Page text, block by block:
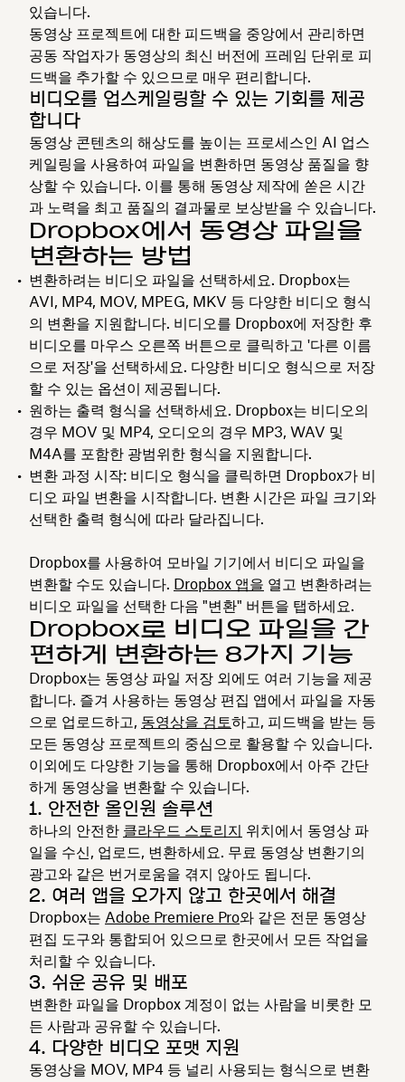
있습니다.
동영상 프로젝트에 대한 피드백을 중앙에서 관리하면
공동 작업자가 동영상의 최신 버전에 프레임 단위로 피
드백을 추가할 수 있으므로 매우 편리합니다.
비디오를 업스케일링할 수 있는 기회를 제공
합니다
동영상 콘텐츠의 해상도를 높이는 프로세스인 AI 업스
케일링을 사용하여 파일을 변환하면 동영상 품질을 향
상할 수 있습니다. 이를 통해 동영상 제작에 쏟은 시간
과 노력을 최고 품질의 결과물로 보상받을 수 있습니다.
Dropbox에서 동영상 파일을
변환하는 방법
변환하려는 비디오 파일을 선택하세요. Dropbox는
AVI, MP4, MOV, MPEG, MKV 등 다양한 비디오 형식
의 변환을 지원합니다. 비디오를 Dropbox에 저장한 후
비디오를 마우스 오른쪽 버튼으로 클릭하고 '다른 이름
으로 저장'을 선택하세요. 다양한 비디오 형식으로 저장
할 수 있는 옵션이 제공됩니다.
원하는 출력 형식을 선택하세요. Dropbox는 비디오의
경우 MOV 및 MP4, 오디오의 경우 MP3, WAV 및
M4A를 포함한 광범위한 형식을 지원합니다.
변환 과정 시작: 비디오 형식을 클릭하면 Dropbox가 비
디오 파일 변환을 시작합니다. 변환 시간은 파일 크기와
선택한 출력 형식에 따라 달라집니다.
Dropbox를 사용하여 모바일 기기에서 비디오 파일을
변환할 수도 있습니다. Dropbox 앱을 열고 변환하려는
비디오 파일을 선택한 다음 "변환" 버튼을 탭하세요.
Dropbox로 비디오 파일을 간
편하게 변환하는 8가지 기능
Dropbox는 동영상 파일 저장 외에도 여러 기능을 제공
합니다. 즐겨 사용하는 동영상 편집 앱에서 파일을 자동
으로 업로드하고, 동영상을 검토하고, 피드백을 받는 등
모든 동영상 프로젝트의 중심으로 활용할 수 있습니다.
이외에도 다양한 기능을 통해 Dropbox에서 아주 간단
하게 동영상을 변환할 수 있습니다.
1. 안전한 올인원 솔루션
하나의 안전한 클라우드 스토리지 위치에서 동영상 파
일을 수신, 업로드, 변환하세요. 무료 동영상 변환기의
광고와 같은 번거로움을 겪지 않아도 됩니다.
2. 여러 앱을 오가지 않고 한곳에서 해결
Dropbox는 Adobe Premiere Pro와 같은 전문 동영상
편집 도구와 통합되어 있으므로 한곳에서 모든 작업을
처리할 수 있습니다.
3. 쉬운 공유 및 배포
변환한 파일을 Dropbox 계정이 없는 사람을 비롯한 모
든 사람과 공유할 수 있습니다.
4. 다양한 비디오 포맷 지원
동영상을 MOV, MP4 등 널리 사용되는 형식으로 변환